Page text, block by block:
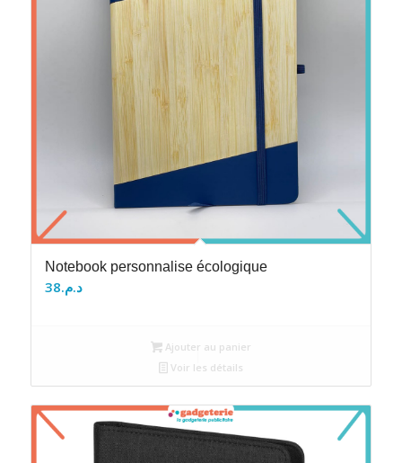
Notebook personnalise écologique
د.م.38
Ajouter au panier
Voir les détails